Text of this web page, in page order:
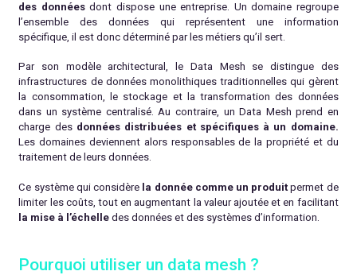
des donnéesdont dispose une entreprise. Un domaine regroupe
l’ensemble des données qui représentent une information
spécifique, il est donc déterminé par les métiers qu’il sert.
Par son modèle architectural, le Data Mesh se distingue des
infrastructures de données monolithiques traditionnelles qui gèrent
la consommation, le stockage et la transformation des données
dans un système centralisé. Au contraire, un Data Mesh prend en
charge des données distribuées et spécifiques à un domaine.
Les domaines deviennent alors responsables de la propriété et du
traitement de leurs données.
Ce système qui considère la donnée comme un produit permet de
limiter les coûts, tout en augmentant la valeur ajoutée et en facilitant
la mise à l’échelle des données et des systèmes d’information.
Pourquoi utiliser un data mesh ?